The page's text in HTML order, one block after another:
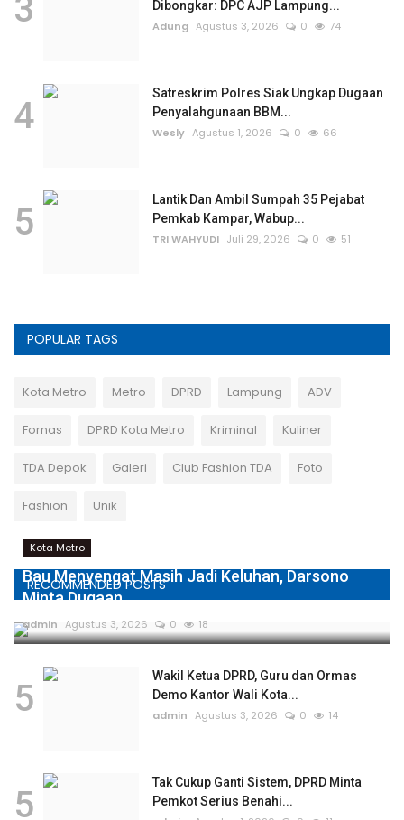
3
Dibongkar: DPC AJP Lampung...
Adung Agustus 3, 2026 0 74
4
Satreskrim Polres Siak Ungkap Dugaan
Penyalahgunaan BBM...
Wesly Agustus 1, 2026 0 66
5
Lantik Dan Ambil Sumpah 35 Pejabat
Pemkab Kampar, Wabup...
TRI WAHYUDI Juli 29, 2026 0 51
POPULAR TAGS
Kota Metro Metro DPRD Lampung ADV
Fornas DPRD Kota Metro Kriminal Kuliner
TDA Depok Galeri Club Fashion TDA Foto
Fashion Unik
RECOMMENDED POSTS
Kota Metro
Bau Menyengat Masih Jadi Keluhan, Darsono
Minta Dugaan...
admin Agustus 3, 2026 0 18
5
Wakil Ketua DPRD, Guru dan Ormas
Demo Kantor Wali Kota...
admin Agustus 3, 2026 0 14
5
Tak Cukup Ganti Sistem, DPRD Minta
Pemkot Serius Benahi...